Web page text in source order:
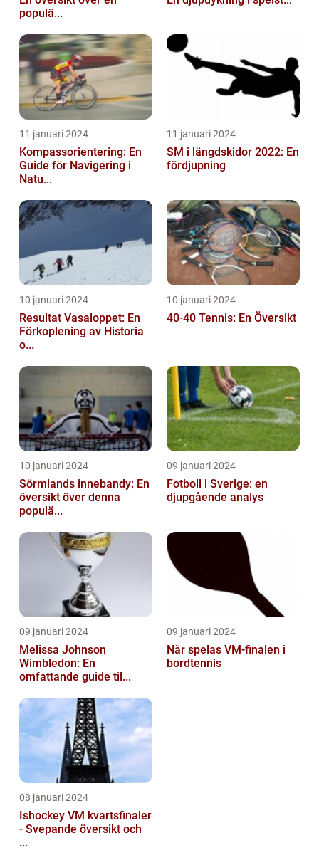
populä...
11 januari 2024
Kompassorientering: En
Guide för Navigering i
Natu...
11 januari 2024
SM i längdskidor 2022: En
fördjupning
10 januari 2024
Resultat Vasaloppet: En
Förkoplening av Historia
o...
10 januari 2024
40-40 Tennis: En Översikt
10 januari 2024
Sörmlands innebandy: En
översikt över denna
populä...
09 januari 2024
Fotboll i Sverige: en
djupgående analys
09 januari 2024
Melissa Johnson
Wimbledon: En
omfattande guide til...
09 januari 2024
När spelas VM-finalen i
bordtennis
08 januari 2024
Ishockey VM kvartsfinaler
- Svepande översikt och
...